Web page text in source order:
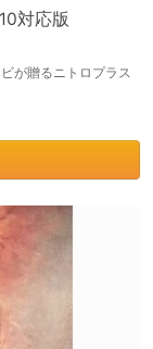
対応版
が贈るニトロプラス